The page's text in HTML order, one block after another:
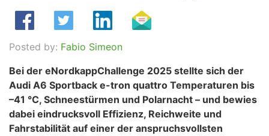
Posted by: Fabio Simeon
Bei der eNordkappChallenge 2025 stellte sich der
Audi A6 Sportback e-tron quattro Temperaturen bis
–41 °C, Schneestürmen und Polarnacht – und bewies
dabei eindrucksvoll Effizienz, Reichweite und
Fahrstabilität auf einer der anspruchsvollsten